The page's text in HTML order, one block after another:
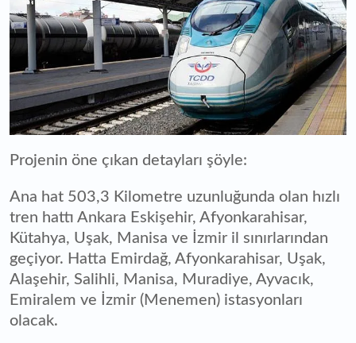
Projenin öne çıkan detayları şöyle:
Ana hat 503,3 Kilometre uzunluğunda olan hızlı
tren hattı Ankara Eskişehir, Afyonkarahisar,
Kütahya, Uşak, Manisa ve İzmir il sınırlarından
geçiyor. Hatta Emirdağ, Afyonkarahisar, Uşak,
Alaşehir, Salihli, Manisa, Muradiye, Ayvacık,
Emiralem ve İzmir (Menemen) istasyonları
olacak.